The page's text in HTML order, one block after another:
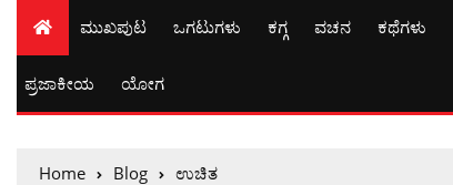
ಮುಖಪುಟ ಒಗಟುಗಳು ಕಗ್ಗ ವಚನ ಕಥೆಗಳು
ಪ್ರಜಾಕೀಯ ಯೋಗ
Home Blog ಉಚಿತ